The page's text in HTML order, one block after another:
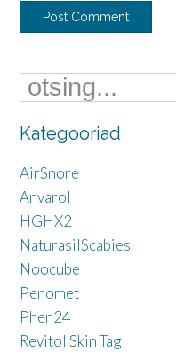
Kategooriad
AirSnore
Anvarol
HGHX2
NaturasilScabies
Noocube
Penomet
Phen24
Revitol Skin Tag